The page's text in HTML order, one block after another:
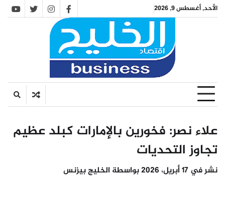
الأحد, أغسطس 9, 2026 facebook
instagram
twitter
علاء نصر: فخورين بالإمارات كبلد عظيم
تجاوز التحديات
نشر في17 أبريل، 2026 بواسطة الخليج بيزنس